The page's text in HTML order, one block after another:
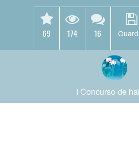
69 174 16
I Concurso de